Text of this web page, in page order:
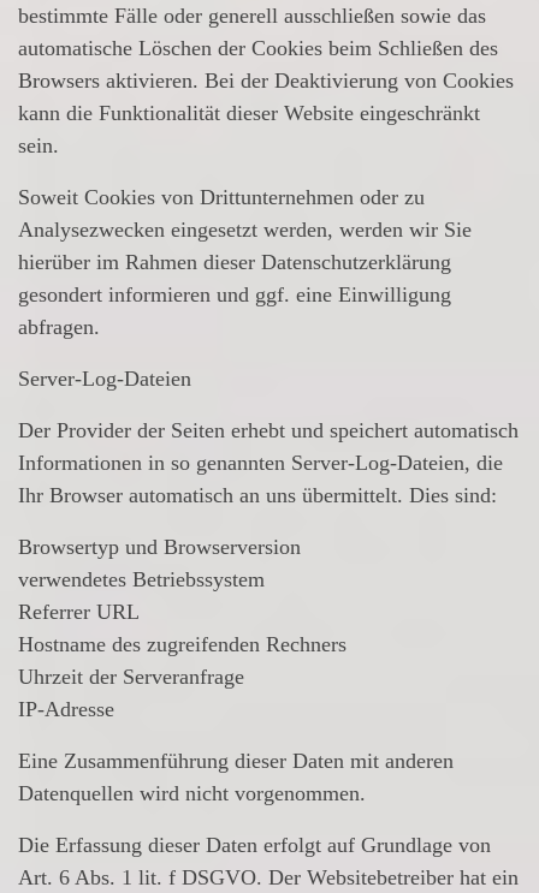
bestimmte Fälle oder generell ausschließen sowie das
automatische Löschen der Cookies beim Schließen des
Browsers aktivieren. Bei der Deaktivierung von Cookies
kann die Funktionalität dieser Website eingeschränkt
sein.
Soweit Cookies von Drittunternehmen oder zu
Analysezwecken eingesetzt werden, werden wir Sie
hierüber im Rahmen dieser Datenschutzerklärung
gesondert informieren und ggf. eine Einwilligung
abfragen.
Server-Log-Dateien
Der Provider der Seiten erhebt und speichert automatisch
Informationen in so genannten Server-Log-Dateien, die
Ihr Browser automatisch an uns übermittelt. Dies sind:
Browsertyp und Browserversion
verwendetes Betriebssystem
Referrer URL
Hostname des zugreifenden Rechners
Uhrzeit der Serveranfrage
IP-Adresse
Eine Zusammenführung dieser Daten mit anderen
Datenquellen wird nicht vorgenommen.
Die Erfassung dieser Daten erfolgt auf Grundlage von
Art. 6 Abs. 1 lit. f DSGVO. Der Websitebetreiber hat ein